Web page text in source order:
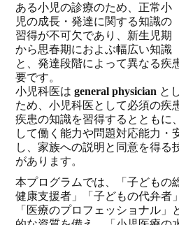
ある小児の診療のため、正常小
児の成長・発達に関する知識の
習得が不可欠であり、新生児期
から思春期におよぶ幅広い知識
と、発達段階によって異なる疾
要です。
小児科医はgeneral physician と
ため、小児科医として必須の疾
疾患の知識を習得するとともに
して働く能力や問題対応能力・
し、家族への説明と同意を得る
があります。
本プログラムでは、「子どもの
健康支援者」「子どもの代弁者
「医療のプロフェッショナル」